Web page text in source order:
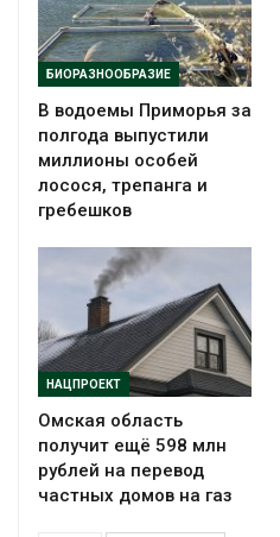
БИОРАЗНООБРАЗИЕ
В водоемы Приморья за
полгода выпустили
миллионы особей
лосося, трепанга и
гребешков
НАЦПРОЕКТ
Омская область
получит ещё 598 млн
рублей на перевод
частных домов на газ